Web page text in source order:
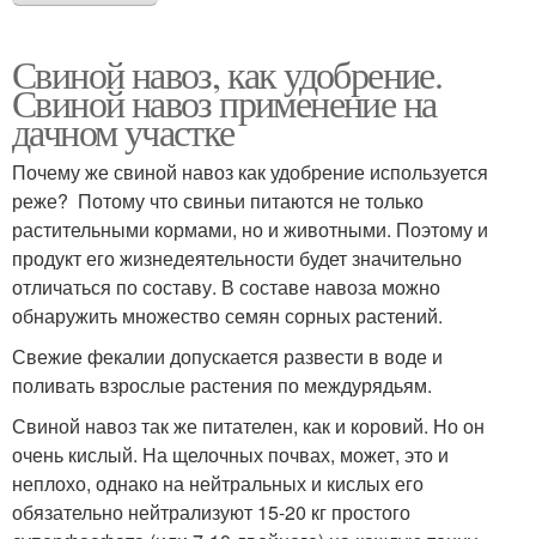
Свиной навоз, как удобрение.
Свиной навоз применение на
дачном участке
Почему же свиной навоз как удобрение используется
реже? Потому что свиньи питаются не только
растительными кормами, но и животными. Поэтому и
продукт его жизнедеятельности будет значительно
отличаться по составу. В составе навоза можно
обнаружить множество семян сорных растений.
Свежие фекалии допускается развести в воде и
поливать взрослые растения по междурядьям.
Свиной навоз так же питателен, как и коровий. Но он
очень кислый. На щелочных почвах, может, это и
неплохо, однако на нейтральных и кислых его
обязательно нейтрализуют 15-20 кг простого